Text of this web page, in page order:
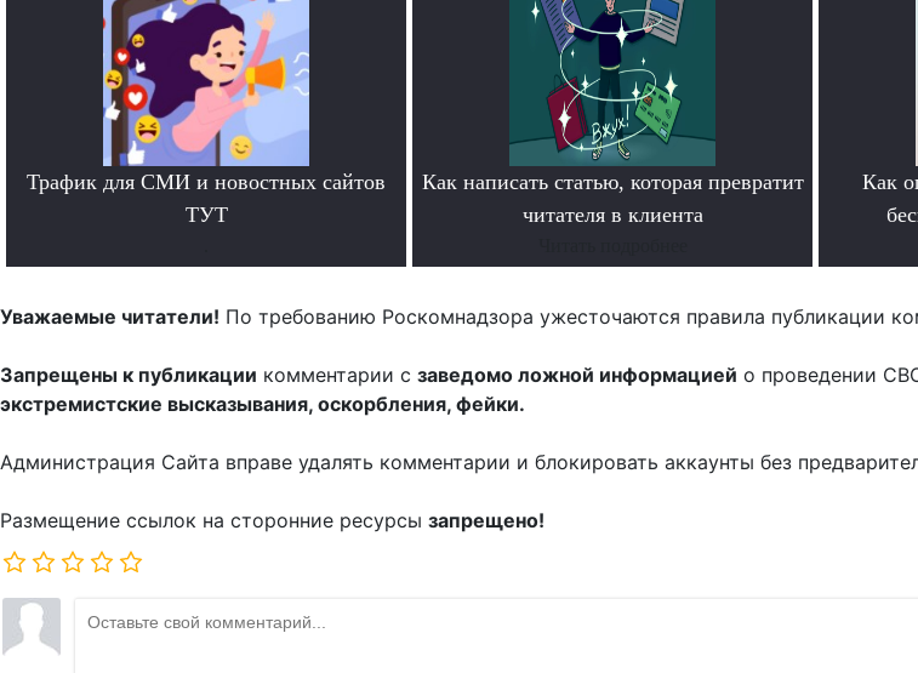
Трафик для СМИ и новостных сайтов
ТУТ
Как написать статью, которая превратит
читателя в клиента
Как
Уважаемые читатели! По требованию Роскомнадзора ужесточаются правила публикации
Запрещены к публикации комментарии с заведомо ложной информацией о проведении
экстремистские высказывания, оскорбления, фейки.
Администрация Сайта вправе удалять комментарии и блокировать аккаунты без
Размещение ссылок на сторонние ресурсы запрещено!